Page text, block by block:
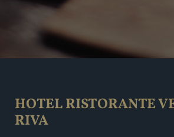
HOTEL RISTORANTE
RIVA